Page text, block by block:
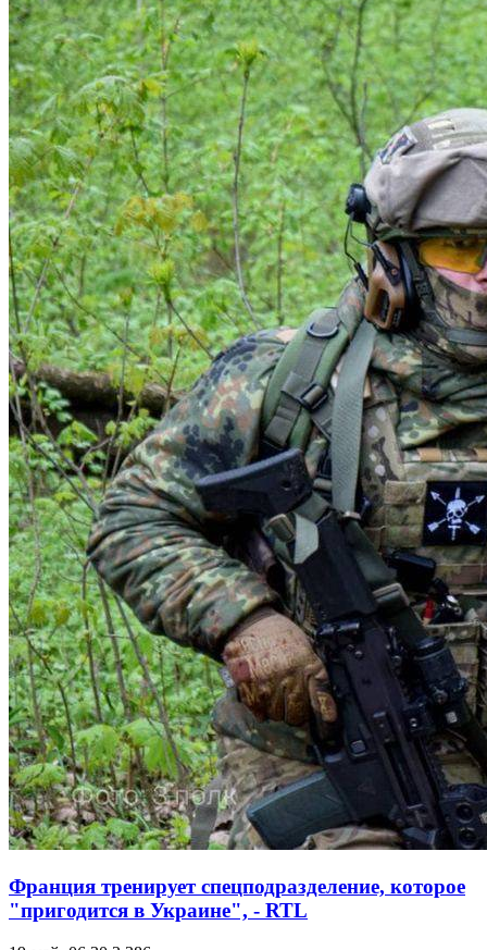
Франция тренирует спецподразделение, которое
"пригодится в Украине", - RTL